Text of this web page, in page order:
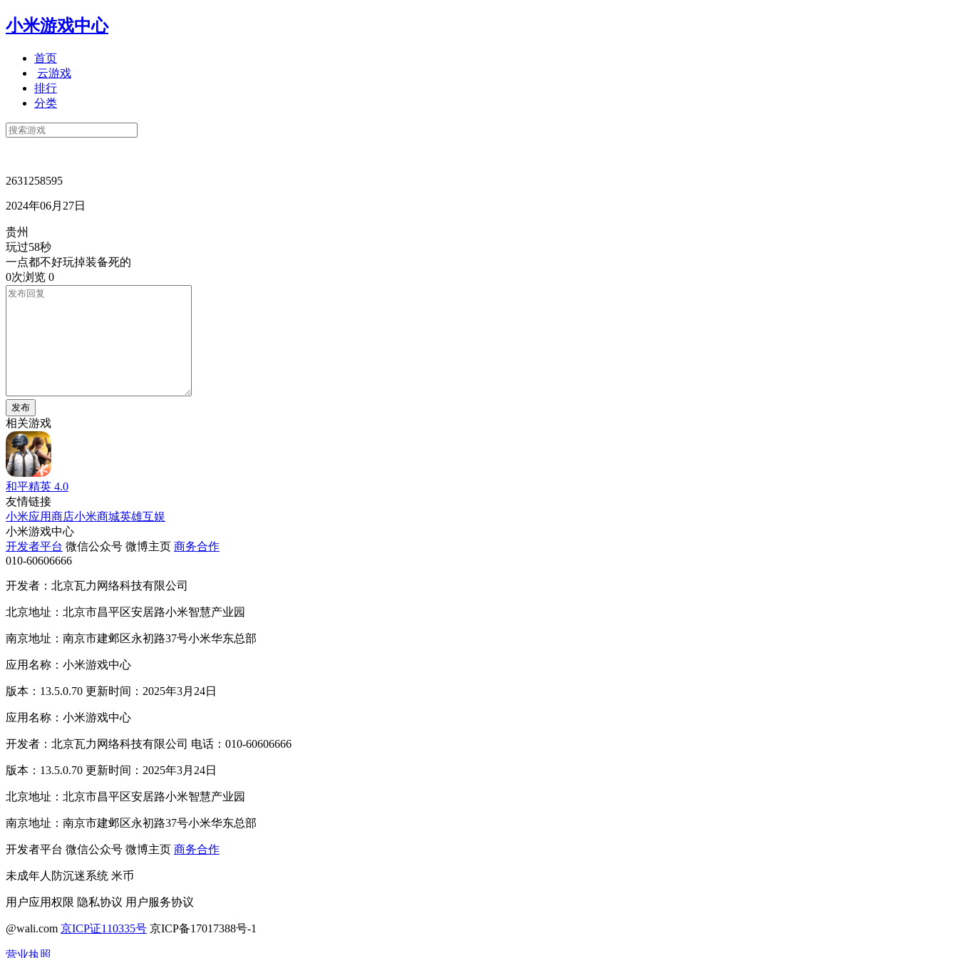
小米游戏中心
首页
云游戏
排行
分类
2631258595
2024年06月27日
贵州
玩过58秒
一点都不好玩掉装备死的
0次浏览 0
发布
相关游戏
和平精英 4.0
友情链接
小米应用商店小米商城英雄互娱
小米游戏中心
开发者平台 微信公众号 微博主页 商务合作
010-60606666
开发者：北京瓦力网络科技有限公司
北京地址：北京市昌平区安居路小米智慧产业园
南京地址：南京市建邺区永初路37号小米华东总部
应用名称：小米游戏中心
版本：13.5.0.70 更新时间：2025年3月24日
应用名称：小米游戏中心
开发者：北京瓦力网络科技有限公司 电话：010-60606666
版本：13.5.0.70 更新时间：2025年3月24日
北京地址：北京市昌平区安居路小米智慧产业园
南京地址：南京市建邺区永初路37号小米华东总部
开发者平台 微信公众号 微博主页 商务合作
未成年人防沉迷系统 米币
用户应用权限 隐私协议 用户服务协议
@wali.com 京ICP证110335号 京ICP备17017388号-1
营业执照